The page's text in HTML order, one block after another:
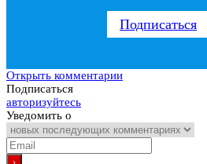
Подписаться
Открыть комментарии
Подписаться
авторизуйтесь
Уведомить о